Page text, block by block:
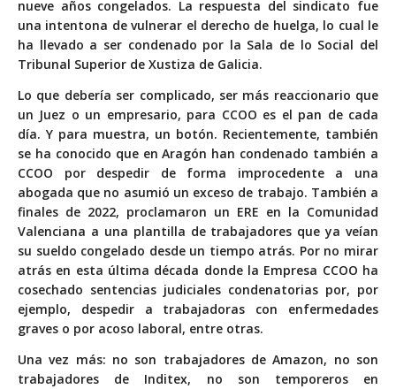
nueve años congelados. La respuesta del sindicato fue
una intentona de vulnerar el derecho de huelga, lo cual le
ha llevado a ser condenado por la Sala de lo Social del
Tribunal Superior de Xustiza de Galicia.
Lo que debería ser complicado, ser más reaccionario que
un Juez o un empresario, para CCOO es el pan de cada
día. Y para muestra, un botón. Recientemente, también
se ha conocido que en Aragón han condenado también a
CCOO por despedir de forma improcedente a una
abogada que no asumió un exceso de trabajo. También a
finales de 2022, proclamaron un ERE en la Comunidad
Valenciana a una plantilla de trabajadores que ya veían
su sueldo congelado desde un tiempo atrás. Por no mirar
atrás en esta última década donde la Empresa CCOO ha
cosechado sentencias judiciales condenatorias por, por
ejemplo, despedir a trabajadoras con enfermedades
graves o por acoso laboral, entre otras.
Una vez más: no son trabajadores de Amazon, no son
trabajadores de Inditex, no son temporeros en